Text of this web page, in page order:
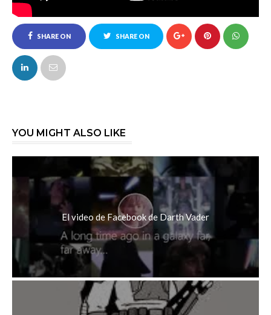
SHARE ON
FACEBOOK
SHARE ON
YOU MIGHT ALSO LIKE
El video de Facebook de Darth Vader